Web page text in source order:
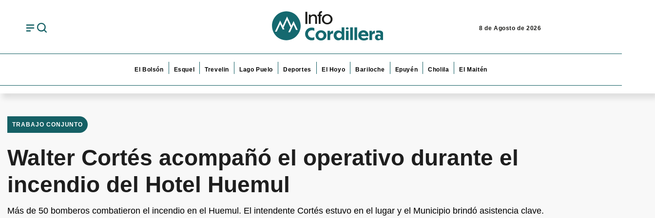
8 de Agosto de 2026
El Bolsón Esquel Trevelin Lago Puelo Deportes El Hoyo Bariloche Epuyén Cholila El Maitén
TRABAJO CONJUNTO
Walter Cortés acompañó el operativo durante el
incendio del Hotel Huemul
Más de 50 bomberos combatieron el incendio en el Huemul. El intendente Cortés estuvo en el lugar y el Municipio brindó asistencia clave.